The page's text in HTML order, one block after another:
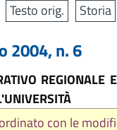
Testo orig. Storia
2004, n. 6
con le